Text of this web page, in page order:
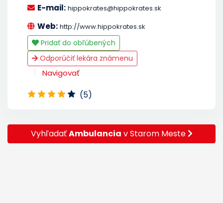
E-mail: hippokrates@hippokrates.sk
Web: http://www.hippokrates.sk
Pridať do obľúbených
Odporúčiť lekára známenu
Navigovať
(5)
VyhľadaťAmbulancia v Starom Meste